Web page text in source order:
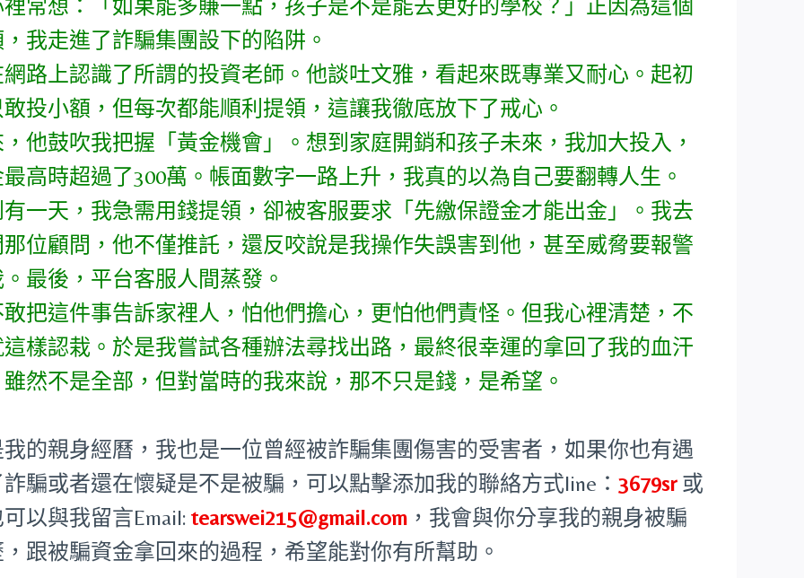
常想：「如果能多賺一點，孩子是不是能去更好的學校？」正因為這個
我走進了詐騙集團設下的陷阱。
路上認識了所謂的投資老師。他談吐文雅，看起來既專業又耐心。起初
投小額，但每次都能順利提領，這讓我徹底放下了戒心。
他鼓吹我把握「黃金機會」。想到家庭開銷和孩子未來，我加大投入，
高時超過了300萬。帳面數字一路上升，我真的以為自己要翻轉人生。
一天，我急需用錢提領，卻被客服要求「先繳保證金才能出金」。我去
位顧問，他不僅推託，還反咬說是我操作失誤害到他，甚至威脅要報警
最後，平台客服人間蒸發。
把這件事告訴家裡人，怕他們擔心，更怕他們責怪。但我心裡清楚，不
樣認栽。於是我嘗試各種辦法尋找出路，最終很幸運的拿回了我的血汗
然不是全部，但對當時的我來說，那不只是錢，是希望。
的親身經曆，我也是一位曾經被詐騙集團傷害的受害者，如果你也有遇
騙或者還在懷疑是不是被騙，可以點擊添加我的聯絡方式line：3679sr 或
以與我留言Email: tearswei215@gmail.com ，我會與你分享我的親身被騙
跟被騙資金拿回來的過程，希望能對你有所幫助。